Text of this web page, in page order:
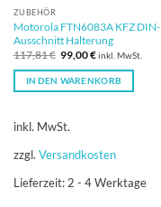
ZUBEHÖR
Motorola FTN6083A KFZ DIN-
Ausschnitt Halterung
117,81€ Ursprünglicher
Preis
war:
117,81 €
99,00€Aktueller
ist:
99,00 €.
inkl. MwSt.
IN DEN WARENKORB
inkl. MwSt.
zzgl. Versandkosten
Lieferzeit:2 - 4 Werktage